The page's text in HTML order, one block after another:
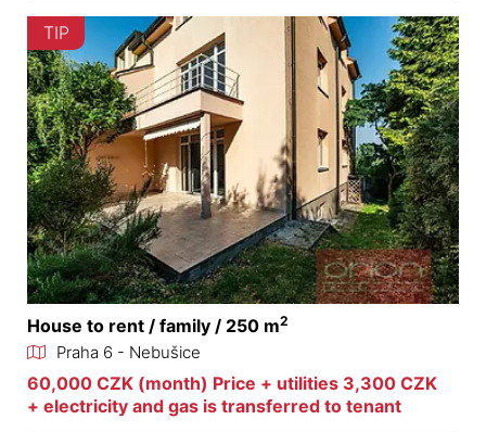
TIP
House to rent / family / 250 m2
Praha 6 - Nebušice
60,000 CZK (month) Price + utilities 3,300 CZK
+ electricity and gas is transferred to tenant